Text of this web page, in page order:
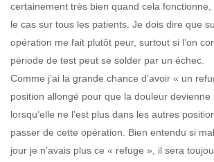
certainement très bien quand cela fonctionne,
le cas sur tous les patients. Je dois dire que
opération me fait plutôt peur, surtout si l’on
période de test peut se solder par un échec.
Comme j’ai la grande chance d’avoir « un
position allongé pour que la douleur devienne
lorsqu’elle ne l’est plus dans les autres
passer de cette opération. Bien entendu si
jour je n’avais plus ce « refuge », il sera